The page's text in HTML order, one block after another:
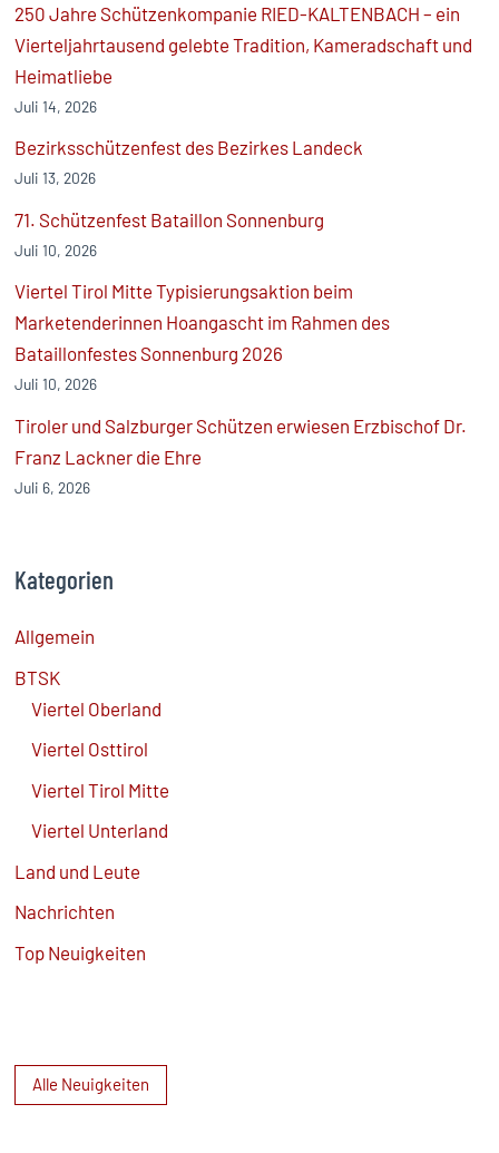
250 Jahre Schützenkompanie RIED-KALTENBACH – ein
Vierteljahrtausend gelebte Tradition, Kameradschaft und
Heimatliebe
Juli 14, 2026
Bezirksschützenfest des Bezirkes Landeck
Juli 13, 2026
71. Schützenfest Bataillon Sonnenburg
Juli 10, 2026
Viertel Tirol Mitte Typisierungsaktion beim
Marketenderinnen Hoangascht im Rahmen des
Bataillonfestes Sonnenburg 2026
Juli 10, 2026
Tiroler und Salzburger Schützen erwiesen Erzbischof Dr.
Franz Lackner die Ehre
Juli 6, 2026
Kategorien
Allgemein
BTSK
Viertel Oberland
Viertel Osttirol
Viertel Tirol Mitte
Viertel Unterland
Land und Leute
Nachrichten
Top Neuigkeiten
Alle Neuigkeiten